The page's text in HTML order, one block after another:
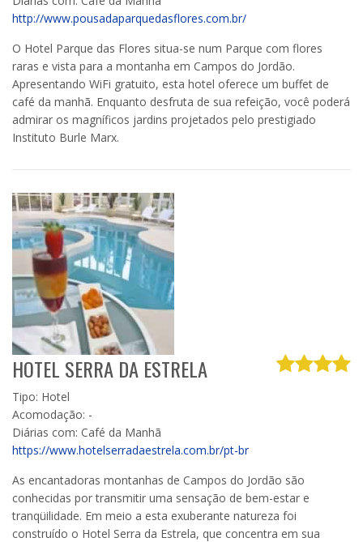
http://www.pousadaparquedasflores.com.br/
O Hotel Parque das Flores situa-se num Parque com flores
raras e vista para a montanha em Campos do Jordão.
Apresentando WiFi gratuito, esta hotel oferece um buffet de
café da manhã. Enquanto desfruta de sua refeição, você poderá
admirar os magníficos jardins projetados pelo prestigiado
Instituto Burle Marx.
HOTEL SERRA DA ESTRELA
Tipo: Hotel
Acomodação: -
Diárias com: Café da Manhã
https://www.hotelserradaestrela.com.br/pt-br
As encantadoras montanhas de Campos do Jordão são
conhecidas por transmitir uma sensação de bem-estar e
tranqüilidade. Em meio a esta exuberante natureza foi
construído o Hotel Serra da Estrela, que concentra em sua